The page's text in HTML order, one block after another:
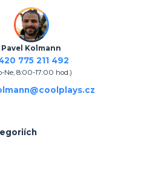
Pavel Kolmann
775 211 492
Ne, 8:00-17:00 hod.)